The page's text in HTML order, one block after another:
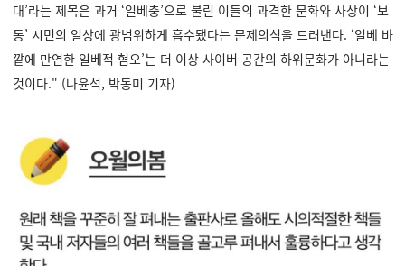
대’라는 제목은 과거 ‘일베충’으로 불린 이들의 과격한 문화와 사상이 ‘보
통’ 시민의 일상에 광범위하게 흡수됐다는 문제의식을 드러낸다. ‘일베 바
깥에 만연한 일베적 혐오’는 더 이상 사이버 공간의 하위문화가 아니라는
것이다." (나윤석, 박동미 기자)